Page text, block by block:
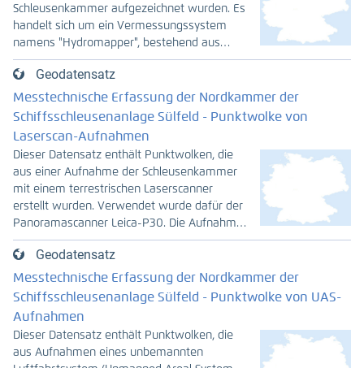
Schleusenkammer aufgezeichnet wurden. Es
handelt sich um ein Vermessungssystem
namens "Hydromapper", bestehend aus
einem Boot, einem Fächerecholot und einem
Tachymeter. Als Fächerecholot wurde das
Multibeam Teledyne SeaBat T50-P
eingesetzt, welches an einer Teleskopstange
an der Unterseite des Messbootes befestigt
ist. Die Position des Messbootes wird durch
einen auf der Schleusenplattform
installierten Tachymeter bestimmt, der mit
Hilfe von an der Schleuse installierten
Fixpunkten georeferenziert wird. Die Wände
und die Sohle wurden in Bewegung mit einer
Geschwindigkeit von etwa 0,5 m/s und die
Verschlüsse im Stehen von verschiedenen
Fixpunkten aus erfasst. Um die Wand über
ihre gesamte Höhe zu vermessen, wurde
das Echolot einmal in drei Metern und einmal
in sechs Metern Tiefe positioniert.
Geodatensatz
Messtechnische Erfassung der Nordkammer der
Schiffsschleusenanlage Sülfeld - Punktwolke von
Laserscan-Aufnahmen
Dieser Datensatz enthält Punktwolken, die
aus einer Aufnahme der Schleusenkammer
mit einem terrestrischen Laserscanner
erstellt wurden. Verwendet wurde dafür der
Panoramascanner Leica-P30. Die Aufnahme
der gesamten Schleusenkammer erfolgte
von mehreren, zehn Meter voneinander
entfernten Standorten aus mit einer
ungefähren effektiven Bodenauflösung von
einem Zentimeter.
Geodatensatz
Messtechnische Erfassung der Nordkammer der
Schiffsschleusenanlage Sülfeld - Punktwolke von UAS-
Aufnahmen
Dieser Datensatz enthält Punktwolken, die
aus Aufnahmen eines unbemannten